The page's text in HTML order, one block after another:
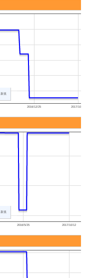
2016/12/25 2017/10/12
新規
2016/5/25 2017/10/12
新規